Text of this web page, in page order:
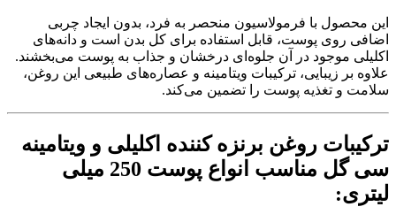
این محصول با فرمولاسیون منحصر به فرد، بدون ایجاد چربی
اضافی روی پوست، قابل استفاده برای کل بدن است و دانه‌های
اکلیلی موجود در آن جلوه‌ای درخشان و جذاب به پوست می‌بخشند.
علاوه بر زیبایی، ترکیبات ویتامینه و عصاره‌های طبیعی این روغن،
سلامت و تغذیه پوست را تضمین می‌کند.
ترکیبات روغن برنزه کننده اکلیلی و ویتامینه
سی گل مناسب انواع پوست 250 میلی
لیتری: